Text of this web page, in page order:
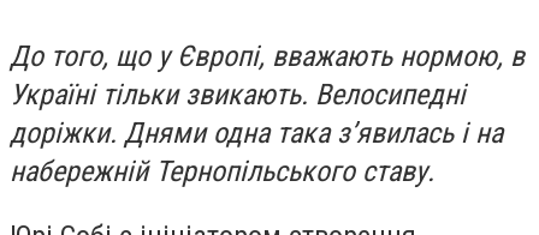
До того, що у Європі, вважають нормою, в
Україні тільки звикають. Велосипедні
доріжки. Днями одна така з’явилась і на
набережній Тернопільського ставу.